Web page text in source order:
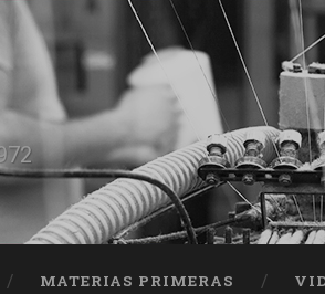
MATERIAS PRIMERAS